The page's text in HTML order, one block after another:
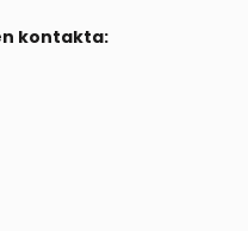
kontakta: